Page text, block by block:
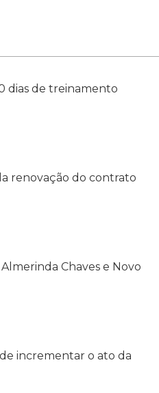
dias de treinamento
renovação do contrato
Chaves e Novo
incrementar o ato da